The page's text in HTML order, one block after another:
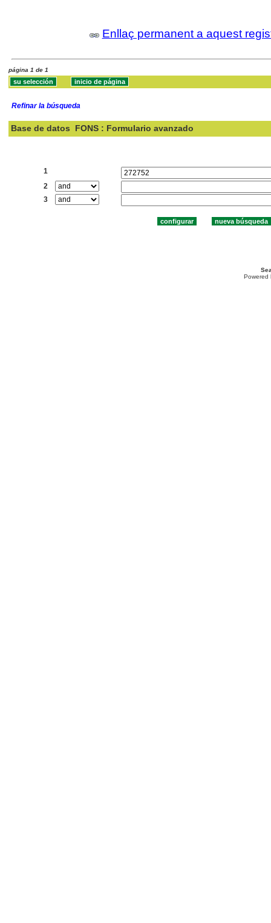
Enllaç permanent a aquest
página 1 de 1
Refinar la búsqueda
Base de datos FONS : Formulario avanzado
1
2
3